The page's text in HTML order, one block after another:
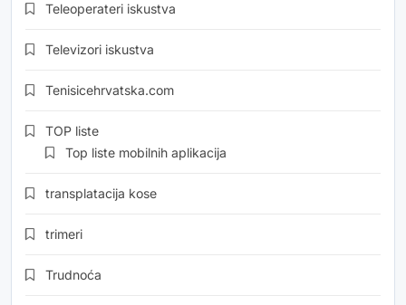
Teleoperateri iskustva
Televizori iskustva
Tenisicehrvatska.com
TOP liste
Top liste mobilnih aplikacija
transplatacija kose
trimeri
Trudnoća